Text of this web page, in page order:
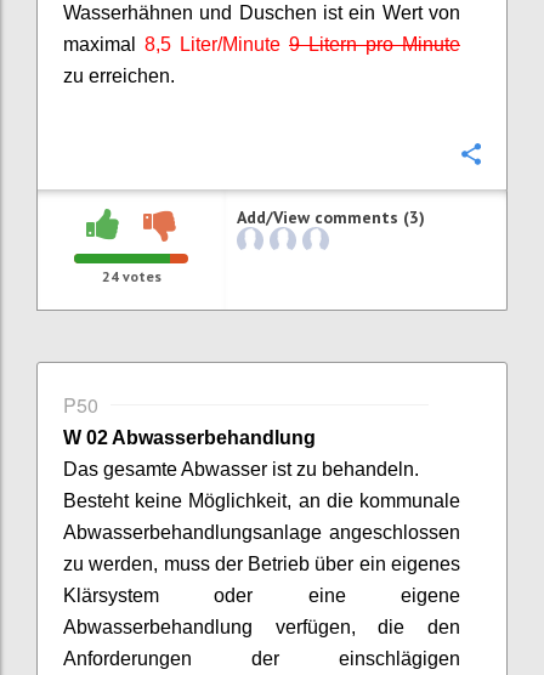
Wasserhähnen und Duschen ist ein Wert von
maximal 8,5 Liter/Minute 9 Litern pro Minute
zu erreichen.
24votes
Add/View comments (3)
P50
W 02 Abwasserbehandlung
Das gesamte Abwasser ist zu behandeln.
Besteht keine Möglichkeit, an die kommunale
Abwasserbehandlungsanlage angeschlossen
zu werden, muss der Betrieb über ein eigenes
Klärsystem oder eine eigene
Abwasserbehandlung verfügen, die den
Anforderungen der einschlägigen